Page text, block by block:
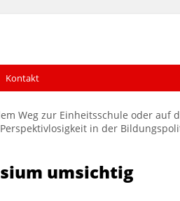
Kontakt
Weg zur Einheitsschule oder auf
in der
umsichtig